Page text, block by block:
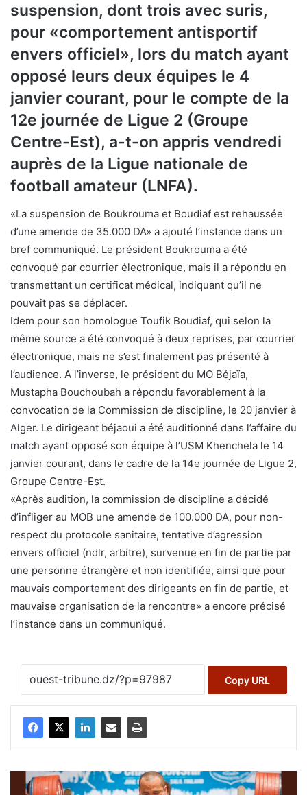
suspension, dont trois avec suris,
pour «comportement antisportif
envers officiel», lors du match ayant
opposé leurs deux équipes le 4
janvier courant, pour le compte de la
12e journée de Ligue 2 (Groupe
Centre-Est), a-t-on appris vendredi
auprès de la Ligue nationale de
football amateur (LNFA).
«La suspension de Boukrouma et Boudiaf est rehaussée
d’une amende de 35.000 DA» a ajouté l’instance dans un
bref communiqué. Le président Boukrouma a été
convoqué par courrier électronique, mais il a répondu en
transmettant un certificat médical, indiquant qu’il ne
pouvait pas se déplacer.
Idem pour son homologue Toufik Boudiaf, qui selon la
même source a été convoqué à deux reprises, par courrier
électronique, mais ne s’est finalement pas présenté à
l’audience. A l’inverse, le président du MO Béjaïa,
Mustapha Bouchoubah a répondu favorablement à la
convocation de la Commission de discipline, le 20 janvier à
Alger. Le dirigeant béjaoui a été auditionné dans l’affaire du
match ayant opposé son équipe à l’USM Khenchela le 14
janvier courant, dans le cadre de la 14e journée de Ligue 2,
Groupe Centre-Est.
«Après audition, la commission de discipline a décidé
d’infliger au MOB une amende de 100.000 DA, pour non-
respect du protocole sanitaire, tentative d’agression
envers officiel (ndlr, arbitre), survenue en fin de partie par
une personne étrangère et non identifiée, ainsi que pour
mauvais comportement des dirigeants en fin de partie, et
mauvaise organisation de la rencontre» a encore précisé
l’instance dans un communiqué.
Copy URL